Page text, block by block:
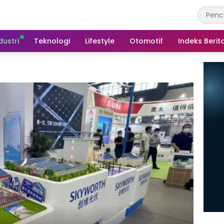
Teknologi Lifestyle Otomotif Indeks